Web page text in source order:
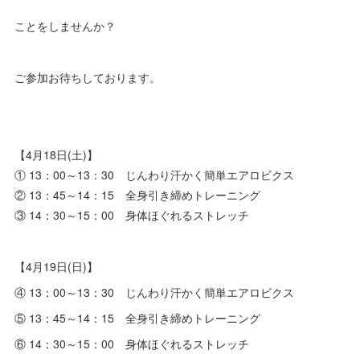
ことをしませんか？
ご参加お待ちしております。
【4月18日(土)】
① 13：00～13：30 じんわり汗かく簡単エアロビクス
② 13：45～14：15 全身引き締めトレーニング
③ 14：30～15：00 身体ほぐれるストレッチ
【4月19日(日)】
④ 13：00～13：30 じんわり汗かく簡単エアロビクス
⑤ 13：45～14：15 全身引き締めトレーニング
⑥ 14：30～15：00 身体ほぐれるストレッチ